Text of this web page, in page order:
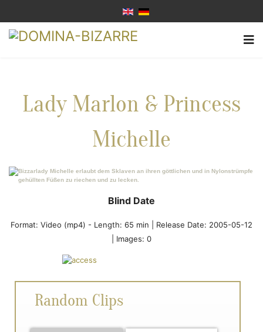
Lady Marlon & Princess
Michelle
Blind Date
Format: Video (mp4) - Length: 65 min | Release Date: 2005-05-12
| Images: 0
Random Clips